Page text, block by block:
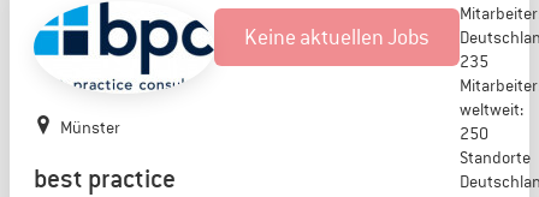
Münster
best practice
235
weltweit:
250
Standorte
Keine aktuellen Jobs